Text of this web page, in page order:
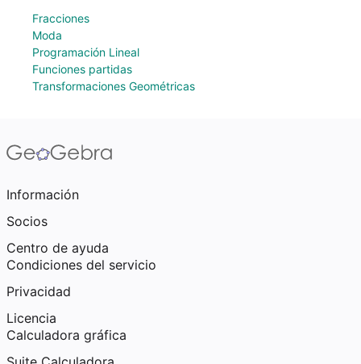
Fracciones
Moda
Programación Lineal
Funciones partidas
Transformaciones Geométricas
Información
Socios
Centro de ayuda
Condiciones del servicio
Privacidad
Licencia
Calculadora gráfica